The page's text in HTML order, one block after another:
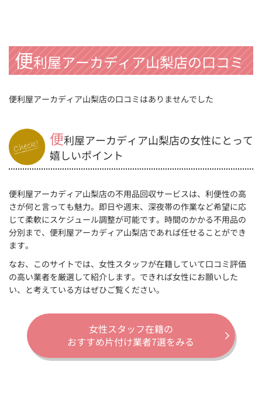
便利屋アーカディア山梨店の口コミ
便利屋アーカディア山梨店の口コミはありませんでした
便利屋アーカディア山梨店の女性にとって
嬉しいポイント
便利屋アーカディア山梨店の不用品回収サービスは、利便性の高
さが何と言っても魅力。即日や週末、深夜帯の作業など希望に応
じて柔軟にスケジュール調整が可能です。時間のかかる不用品の
分別まで、便利屋アーカディア山梨店であれば任せることができ
ます。
なお、このサイトでは、女性スタッフが在籍していて口コミ評価
の高い業者を厳選して紹介します。できれば女性にお願いした
い、と考えている方はぜひご覧ください。
女性スタッフ在籍の
おすすめ片付け業者7選をみる